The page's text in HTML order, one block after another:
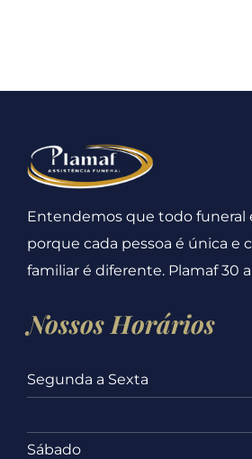
Entendemos que todo funeral
porque cada pessoa é única e
familiar é diferente. Plamaf 30
Nossos Horários
Segunda a Sexta
Sábado